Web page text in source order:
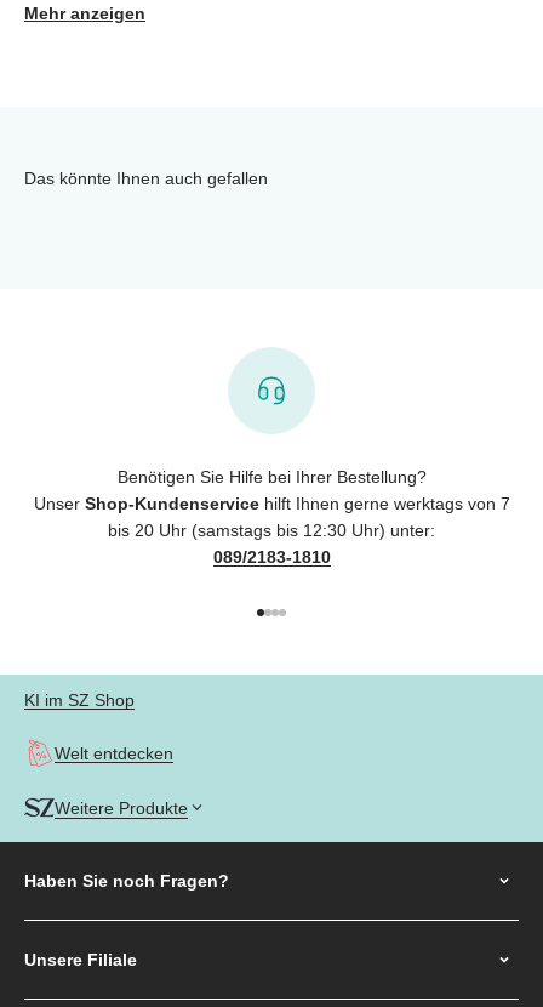
Mehr anzeigen
Das könnte Ihnen auch gefallen
Benötigen Sie Hilfe bei Ihrer Bestellung?
Unser Shop-Kundenservicehilft Ihnen gerne werktags von 7
bis 20 Uhr (samstags bis 12:30 Uhr) unter:
089/2183-1810
KI im SZ Shop
Welt entdecken
Weitere Produkte
Haben Sie noch Fragen?
Unsere Filiale